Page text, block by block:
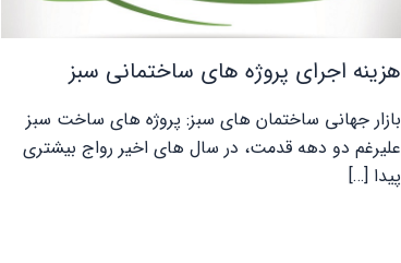
هزینه اجرای پروژه های ساختمانی سبز
بازار جهانی ساختمان های سبز: پروژه های ساخت سبز
علیرغم دو دهه قدمت، در سال های اخیر رواج بیشتری
پیدا […]